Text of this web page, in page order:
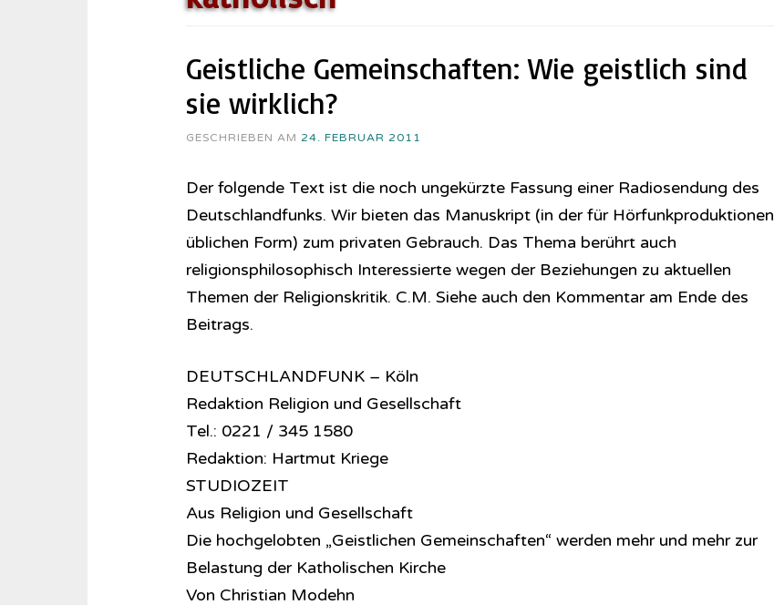
Geistliche Gemeinschaften: Wie geistlich sind
sie wirklich?
GESCHRIEBEN AM 24. FEBRUAR 2011
Der folgende Text ist die noch ungekürzte Fassung einer Ra­dio­sen­dung des
Deutschlandfunks. Wir bieten das Manuskript (in der für Hörfunkproduktionen
üblichen Form) zum privaten Gebrauch. Das Thema berührt auch
religionsphilosophisch Interessierte wegen der Beziehungen zu aktuellen
Themen der Religionskritik. C.M. Siehe auch den Kommentar am Ende des
Beitrags.
DEUTSCHLANDFUNK – Köln
Redaktion Religion und Gesellschaft
Tel.: 0221 / 345 1580
Redaktion: Hartmut Kriege
STUDIOZEIT
Aus Religion und Gesellschaft
Die hochgelobten „Geistlichen Gemeinschaften“ werden mehr und mehr zur
Belastung der Katholischen Kirche
Von Christian Modehn